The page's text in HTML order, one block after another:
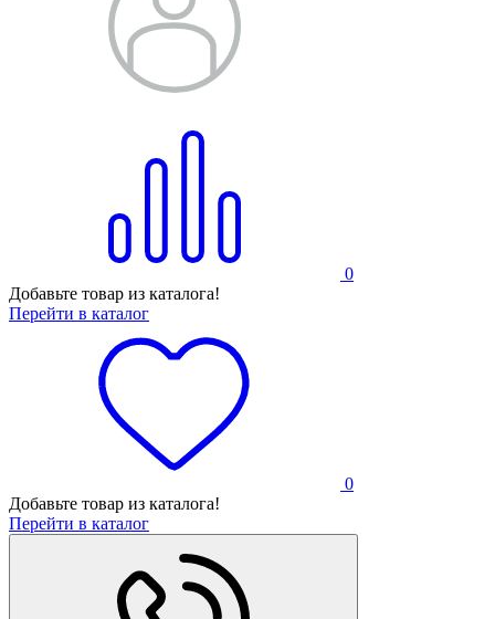
0
Добавьте товар из каталога!
Перейти в каталог
0
Добавьте товар из каталога!
Перейти в каталог